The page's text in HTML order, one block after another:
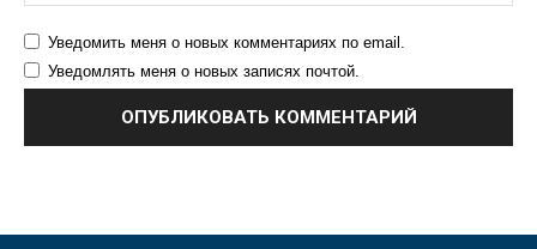
Уведомить меня о новых комментариях по email.
Уведомлять меня о новых записях почтой.